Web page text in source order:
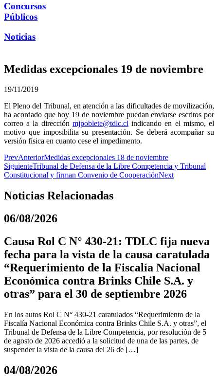
Concursos
Públicos
Noticias
Medidas excepcionales 19 de noviembre
19/11/2019
El Pleno del Tribunal, en atención a las dificultades de movilización,
ha acordado que hoy 19 de noviembre puedan enviarse escritos por
correo a la dirección mjpoblete@tdlc.clindicando en el mismo, el
motivo que imposibilita su presentación. Se deberá acompañar su
versión física en cuanto cese el impedimento.
PrevAnteriorMedidas excepcionales 18 de noviembre
SiguienteTribunal de Defensa de la Libre Competencia y Tribunal
Constitucional y firman Convenio de CooperaciónNext
Noticias Relacionadas
06/08/2026
Causa Rol C N° 430-21: TDLC fija nueva
fecha para la vista de la causa caratulada
“Requerimiento de la Fiscalía Nacional
Económica contra Brinks Chile S.A. y
otras” para el 30 de septiembre 2026
En los autos Rol C N° 430-21 caratulados “Requerimiento de la
Fiscalía Nacional Económica contra Brinks Chile S.A. y otras”, el
Tribunal de Defensa de la Libre Competencia, por resolución de 5
de agosto de 2026 accedió a la solicitud de una de las partes, de
suspender la vista de la causa del 26 de […]
04/08/2026